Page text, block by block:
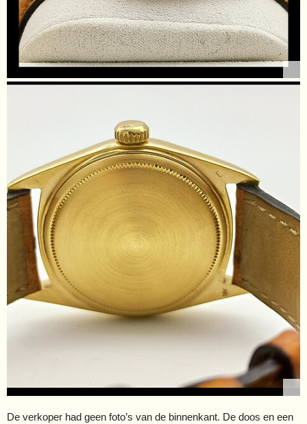
De verkoper had geen foto’s van de binnenkant. De doos en een